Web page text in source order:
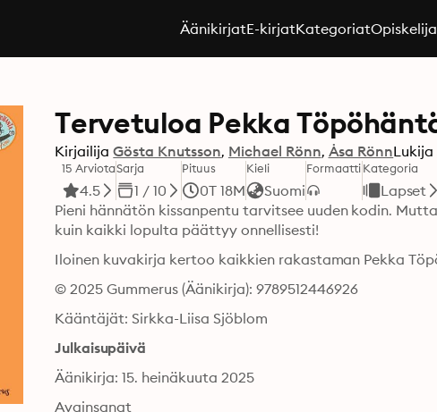
ÄänikirjatE-kirjatKategoriat
Tervetuloa Pekka
Kirjailija Gösta Knutsson Michael Rönn Åsa RönnLukija
15 Arviota
4.5
Sarja
1 / 10
Pituus
0T 18M
Kieli
Suomi
FormaattiKategoria
Lapset
Pieni hännätön kissanpentu tarvitsee uuden kodin.
Iloinen kuvakirja kertoo kaikkien rakastaman Pekka
© 2025 Gummerus (Äänikirja): 9789512446926
Kääntäjät: Sirkka-Liisa Sjöblom
Julkaisupäivä
Äänikirja: 15. heinäkuuta 2025
Avainsanat